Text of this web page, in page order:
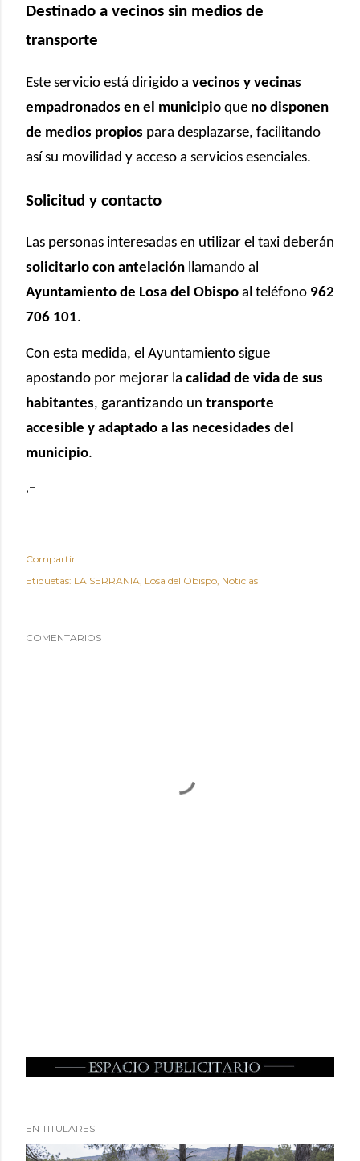
Destinado a vecinos sin medios de
transporte
Este servicio está dirigido a vecinos y vecinas
empadronados en el municipio que no disponen
de medios propios para desplazarse, facilitando
así su movilidad y acceso a servicios esenciales.
Solicitud y contacto
Las personas interesadas en utilizar el taxi deberán
solicitarlo con antelación llamando al
Ayuntamiento de Losa del Obispo al teléfono 962
706 101.
Con esta medida, el Ayuntamiento sigue
apostando por mejorar la calidad de vida de sus
habitantes, garantizando un transporte
accesible y adaptado a las necesidades del
municipio.
.-
Compartir
Etiquetas: LA SERRANIA Losa del Obispo Noticias
COMENTARIOS
EN TITULARES